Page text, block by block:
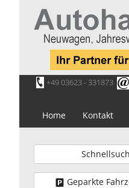
+49 03623 - 331873
Home Kontakt
Geparkte